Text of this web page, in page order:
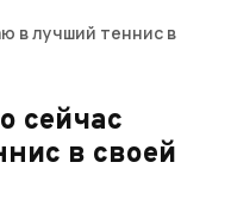
в лучший теннис в
сейчас
в своей